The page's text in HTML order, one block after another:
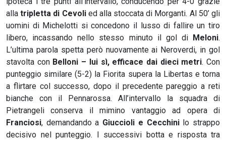
allatripletta di Cevolied alla stoccata di Morganti. Al 50’ gli
uomini di Michelotti si concedono il lusso di fallire un tiro
libero, incassando nello stesso minuto il gol di Meloni.
L’ultima parola spetta però nuovamente ai Neroverdi, in gol
stavolta con Belloni – lui sì, efficace dai dieci metri. Con
punteggio similare (5-2) la Fiorita supera la Libertas e torna
a flirtare col successo, dopo il precedente pareggio a reti
bianche con il Pennarossa. All’intervallo la squadra di
Pietrangeli conserva il mimino vantaggio ad opera di
Franciosi, demandando a Giuccioli e Cecchinilo strappo
decisivo nel punteggio. I successivi botta e risposta tra